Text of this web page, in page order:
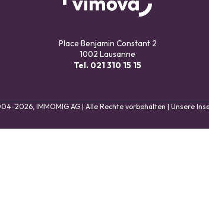
Place Benjamin Constant 2
1002 Lausanne
Tel. 021 310 15 15
2026, IMMOMIG AG | Alle Rechte vorbehalten | Unsere